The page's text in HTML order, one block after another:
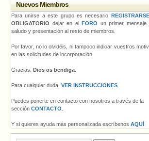
Nuevos Miembros
Para unirse a este grupo es necesario REGISTRARSE
OBLIGATORIO dejar en el FORO un primer mensaje
saludo y presentación al resto de miembros.
Por favor, no lo olvidéis, ni tampoco indicar vuestros
en las solicitudes de incorporación.
Gracias. Dios os bendiga.
Para cualquier duda, VER INSTRUCCIONES
Puedes ponerte en contacto con nosotros a través de la
sección CONTACTO
Y si quieres ayuda más personalizada escríbenos AQUÍ